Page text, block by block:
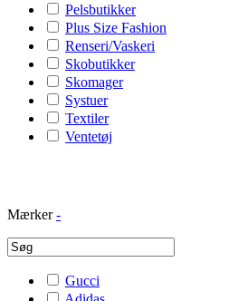
Pelsbutikker
Plus Size Fashion
Renseri/Vaskeri
Skobutikker
Skomager
Systuer
Textiler
Ventetøj
Mærker -
Gucci